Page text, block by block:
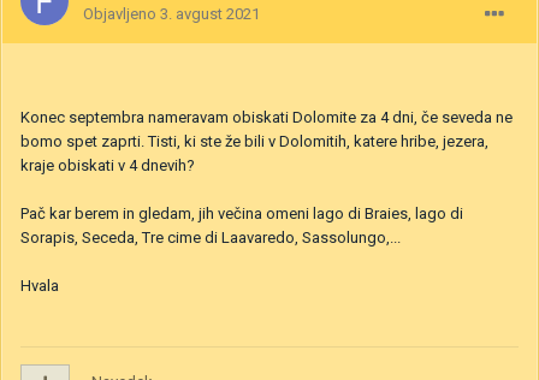
Objavljeno 3. avgust 2021
Konec septembra nameravam obiskati Dolomite za 4 dni, če seveda ne
bomo spet zaprti. Tisti, ki ste že bili v Dolomitih, katere hribe, jezera,
kraje obiskati v 4 dnevih?
Pač kar berem in gledam, jih večina omeni lago di Braies, lago di
Sorapis, Seceda, Tre cime di Laavaredo, Sassolungo,...
Hvala